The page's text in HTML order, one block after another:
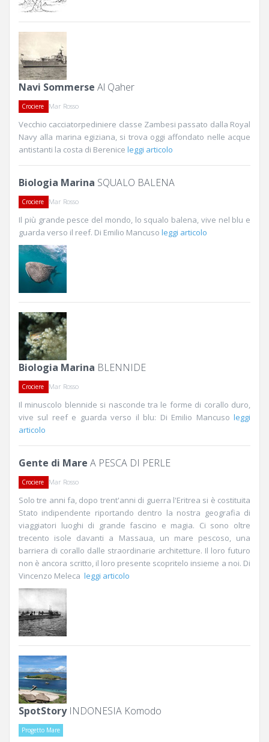
Navi Sommerse Al Qaher
Crociere Mar Rosso
Vecchio cacciatorpediniere classe Zambesi passato dalla Royal
Navy alla marina egiziana, si trova oggi affondato nelle acque
antistanti la costa di Berenice leggi articolo
Biologia Marina SQUALO BALENA
Crociere Mar Rosso
Il più grande pesce del mondo, lo squalo balena, vive nel blu e
guarda verso il reef. Di Emilio Mancuso leggi articolo
Biologia Marina BLENNIDE
Crociere Mar Rosso
Il minuscolo blennide si nasconde tra le forme di corallo duro,
vive sul reef e guarda verso il blu: Di Emilio Mancuso leggi
articolo
Gente di Mare A PESCA DI PERLE
Crociere Mar Rosso
Solo tre anni fa, dopo trent'anni di guerra l'Eritrea si è costituita
Stato indipendente riportando dentro la nostra geografia di
viaggiatori luoghi di grande fascino e magia. Ci sono oltre
trecento isole davanti a Massaua, un mare pescoso, una
barriera di corallo dalle straordinarie architetture. Il loro futuro
non è ancora scritto, il loro presente scopritelo insieme a noi. Di
Vincenzo Meleca leggi articolo
SpotStoryINDONESIA Komodo
Progetto Mare